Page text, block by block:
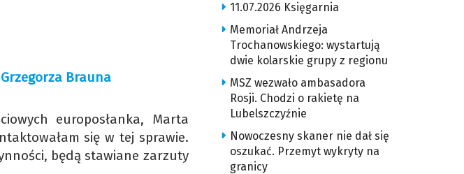
Brauna
europosłanka, Marta
się w tej sprawie.
będą stawiane zarzuty
11.07.2026 Księgarnia
Memoriał Andrzeja
Trochanowskiego: wystartują
dwie kolarskie grupy z regionu
MSZ wezwało ambasadora
Rosji. Chodzi o rakietę na
Lubelszczyźnie
Nowoczesny skaner nie dał się
oszukać. Przemyt wykryty na
granicy